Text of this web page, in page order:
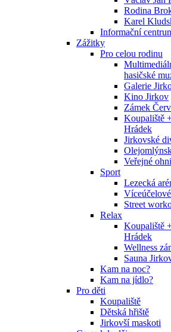
Rodina
Karel
Informační
Zážitky
Pro celou rodinu
hasičské
Galerie
Kino Jirkov
Zámek
Koupaliště
Hrádek
Jirkovské
Veřejné
Sport
Lezecká
Street
Relax
Koupaliště
Hrádek
Wellness
Sauna
Kam na noc?
Kam na jídlo?
Pro děti
Koupaliště
Dětská hřiště
Jirkovší maskoti